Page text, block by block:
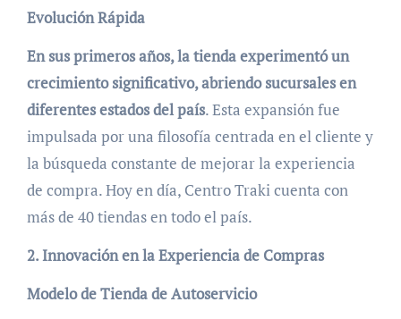
Evolución Rápida
En sus primeros años, la tienda experimentó un
crecimiento significativo, abriendo sucursales en
diferentes estados del país. Esta expansión fue
impulsada por una filosofía centrada en el cliente y
la búsqueda constante de mejorar la experiencia
de compra. Hoy en día, Centro Traki cuenta con
más de 40 tiendas en todo el país.
2. Innovación en la Experiencia de Compras
Modelo de Tienda de Autoservicio